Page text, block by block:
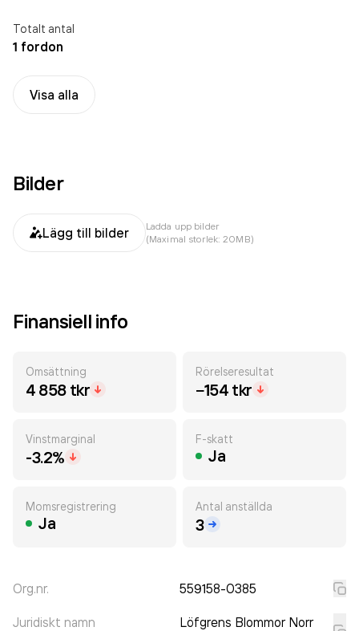
Totalt antal
1 fordon
Visa alla
Bilder
Lägg till bilder
Ladda upp bilder
(Maximal storlek: 20MB)
Finansiell info
Omsättning
4 858 tkr
Rörelseresultat
−154 tkr
Vinstmarginal
-3.2%
F-skatt
Ja
Momsregistrering
Ja
Antal anställda
3
Org.nr. 559158-0385
Juridiskt namn
Löfgrens Blommor Norr